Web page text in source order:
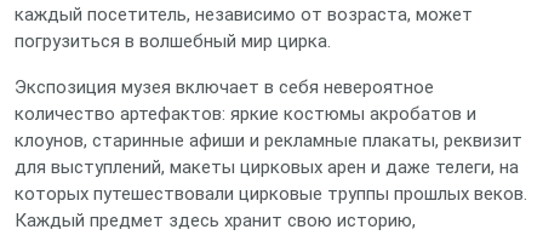
каждый посетитель, независимо от возраста, может
погрузиться в волшебный мир цирка.
Экспозиция музея включает в себя невероятное
количество артефактов: яркие костюмы акробатов и
клоунов, старинные афиши и рекламные плакаты, реквизит
для выступлений, макеты цирковых арен и даже телеги, на
которых путешествовали цирковые труппы прошлых веков.
Каждый предмет здесь хранит свою историю,